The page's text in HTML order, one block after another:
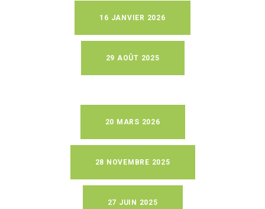
16 JANVIER 2026
29 AOÛT 2025
20 MARS 2026
28 NOVEMBRE 2025
27 JUIN 2025